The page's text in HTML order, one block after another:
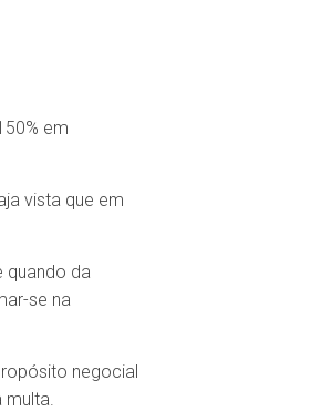
em
vista que em
quando da
se na
negocial
multa.